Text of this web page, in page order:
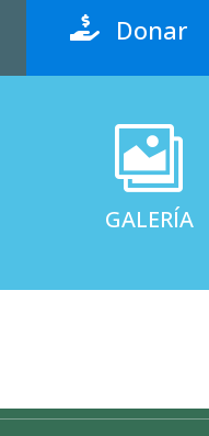
 Donar

GALERÍA